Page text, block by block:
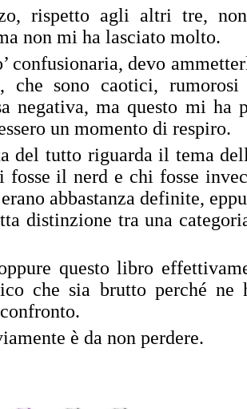
rispetto agli altri tre,
non mi ha lasciato molto.
confusionaria, devo
che sono caotici,
negativa, ma questo mi ha
un momento di respiro.
del tutto riguarda il tema
il nerd e chi fosse
abbastanza definite,
distinzione tra una
questo libro
che sia brutto perché ne
è da non perdere.